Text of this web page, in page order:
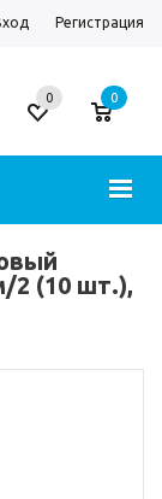
Регистрация
0 0
2 (10 шт.),